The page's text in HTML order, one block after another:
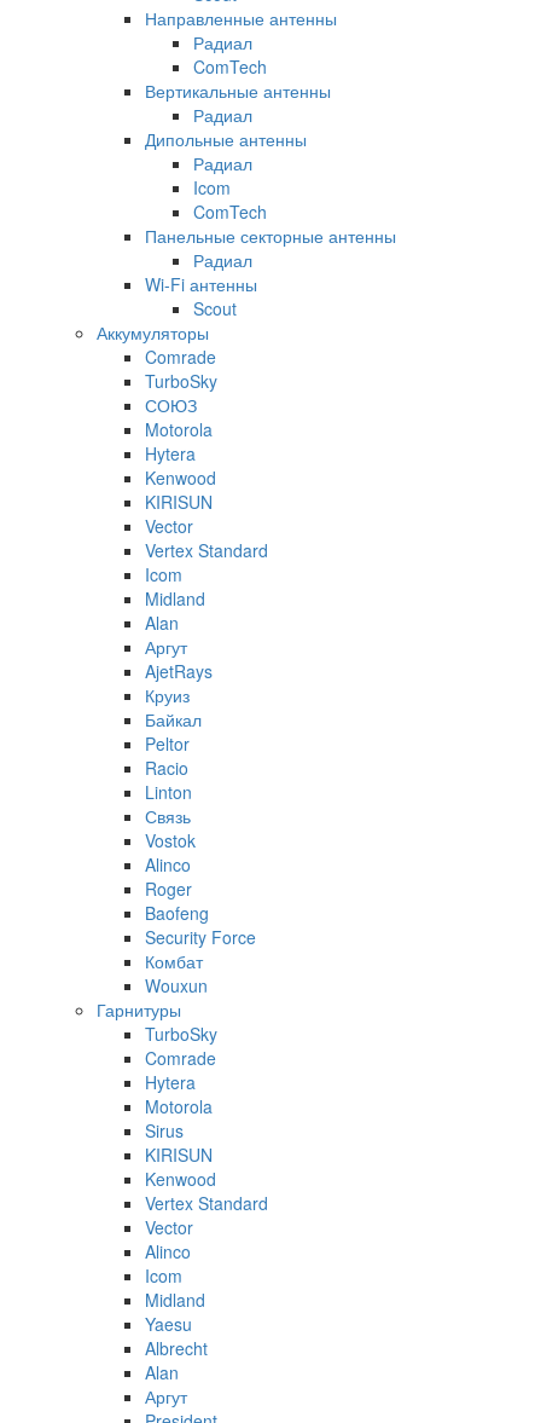
Направленные антенны
Радиал
ComTech
Вертикальные антенны
Радиал
Дипольные антенны
Радиал
Icom
ComTech
Панельные секторные антенны
Радиал
Wi-Fi антенны
Scout
Аккумуляторы
Comrade
TurboSky
СОЮЗ
Motorola
Hytera
Kenwood
KIRISUN
Vector
Vertex Standard
Icom
Midland
Alan
Аргут
AjetRays
Круиз
Байкал
Peltor
Racio
Linton
Связь
Vostok
Alinco
Roger
Baofeng
Security Force
Комбат
Wouxun
Гарнитуры
TurboSky
Comrade
Hytera
Motorola
Sirus
KIRISUN
Kenwood
Vertex Standard
Vector
Alinco
Icom
Midland
Yaesu
Albrecht
Alan
Аргут